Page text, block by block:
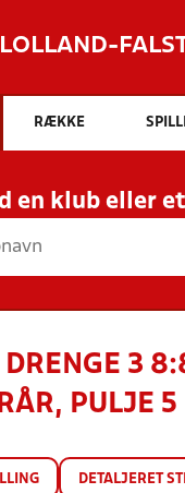
INDHOLD
RESULTATER,
HOLD
RÆKKE
en klub eller
DRENGE 3
PULJE
DETALJERET